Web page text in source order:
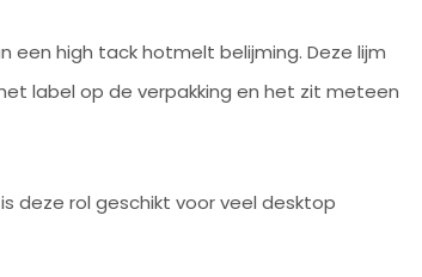
een high tack hotmelt belijming. Deze lijm
label op de verpakking en het zit meteen
is deze rol geschikt voor veel desktop